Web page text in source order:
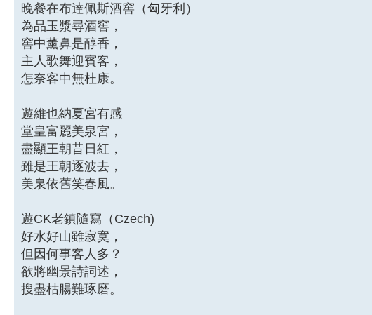
晚餐在布達佩斯酒窖（匈牙利）
為品玉漿尋酒窖，
窖中薰鼻是醇香，
主人歌舞迎賓客，
怎奈客中無杜康。
遊維也納夏宮有感
堂皇富麗美泉宮，
盡顯王朝昔日紅，
雖是王朝逐波去，
美泉依舊笑春風。
遊CK老鎮隨寫（Czech)
好水好山雖寂寞，
但因何事客人多？
欲將幽景詩詞述，
搜盡枯腸難琢磨。